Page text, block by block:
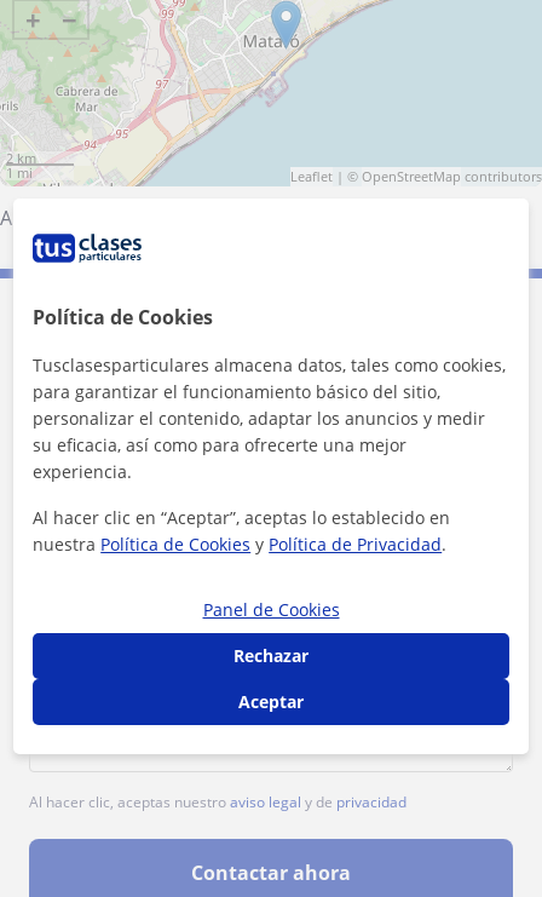
+ −
2 km
1 mi
Leaflet | © OpenStreetMap contributors
Argentona
Contacta con Marina
Tarifa
Al hacer clic, aceptas nuestroaviso legal y de privacidad
Contactar ahora
Política de Cookies
Tusclasesparticulares almacena datos, tales como cookies,
para garantizar el funcionamiento básico del sitio,
personalizar el contenido, adaptar los anuncios y medir
su eficacia, así como para ofrecerte una mejor
experiencia.
Al hacer clic en “Aceptar”, aceptas lo establecido en
nuestra Política de Cookies y Política de Privacidad.
Panel de Cookies
Rechazar
Aceptar